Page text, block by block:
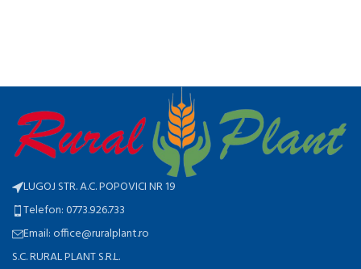
LUGOJ STR. A.C. POPOVICI NR 19
Telefon: 0773.926.733
Email: office@ruralplant.ro
S.C. RURAL PLANT S.R.L.